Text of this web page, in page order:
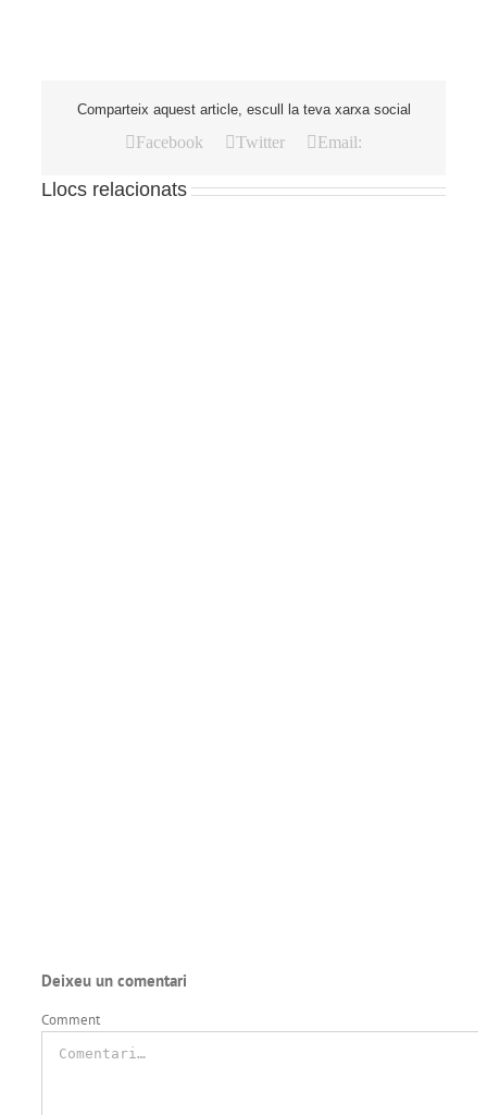
Comparteix aquest article, escull la teva xarxa social
Facebook Twitter Email:
Llocs relacionats
Deixeu un comentari
Comment